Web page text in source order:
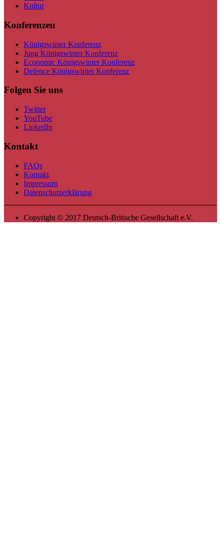
Kultur
Konferenzen
Königswinter Konferenz
Jung Königswinter Konferenz
Economic Königswinter Konferenz
Defence Königswinter Konferenz
Folgen Sie uns
Twitter
YouTube
LinkedIn
Kontakt
FAQs
Kontakt
Impressum
Datenschutzerklärung
Copyright © 2017 Deutsch-Britische Gesellschaft e.V.